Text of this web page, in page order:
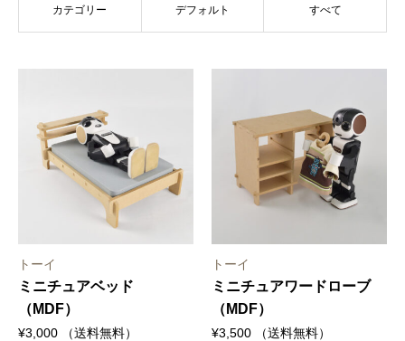
カテゴリー デフォルト すべて
トーイ
ミニチュアベッド
（MDF）
¥3,000 （送料無料）
トーイ
ミニチュアワードローブ
（MDF）
¥3,500 （送料無料）